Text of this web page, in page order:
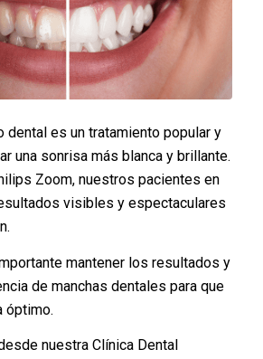
dental es un tratamiento popular y
una sonrisa más blanca y brillante.
Zoom, nuestros pacientes en
visibles y espectaculares
mantener los resultados y
de manchas dentales para que
óptimo.
nuestra Clínica Dental